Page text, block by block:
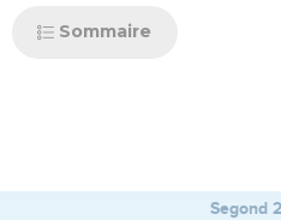
Sommaire
Segond